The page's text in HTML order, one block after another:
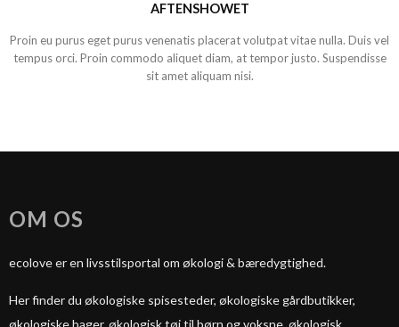
AFTENSHOWET
Proin eu purus eget purus venenatis placerat volutpat vitae nulla. Duis vel
tempus orci. Proin commodo aliquet diam, at tempor justo. Suspendisse
sit amet aliquam nisi.
OM OS
ecolove er en livsstilsportal om økologi & bæredygtighed.
Her finder du økologiske spisesteder, økologiske gårdbutikker,
økologiske bager, økologisk tøj til børn og voksne, økologisk